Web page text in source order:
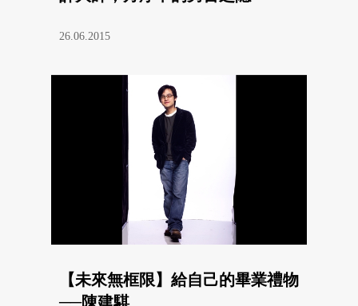
26.06.2015
【未來無框限】給自己的畢業禮物
──陳建騏